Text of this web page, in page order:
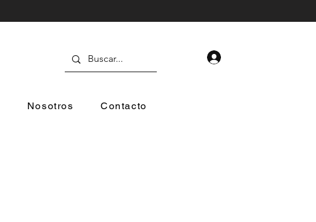
Nosotros Contacto